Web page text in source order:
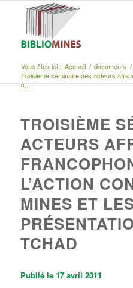
Vous êtes ici : Accueil / documents /
Troisième séminaire des acteurs
c...
TROISIÈME
ACTEURS
L’ACTION
MINES ET
TCHAD
Publié le 17 avril 2011